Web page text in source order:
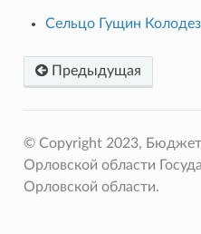
Сельцо Гущин
Предыдущая
© Copyright 2023,
Орловской области
Орловской области.